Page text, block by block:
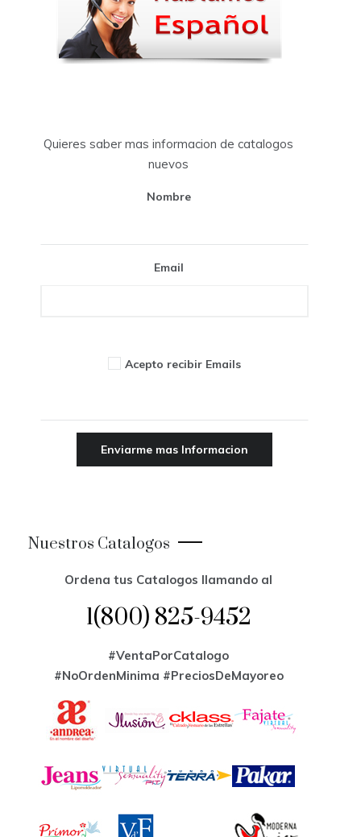
Quieres saber mas informacion de catalogos
nuevos
Nombre
Email
Acepto recibir Emails
Nuestros Catalogos
Ordena tus Catalogos llamando al
1(800) 825-9452
#VentaPorCatalogo
#NoOrdenMinima #PreciosDeMayoreo